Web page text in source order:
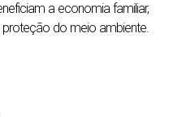
os aspetos do
revisão de
a economia familiar,
do meio ambiente.